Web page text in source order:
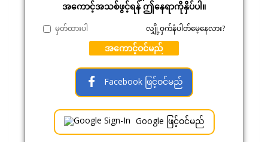
အကောင့်အသစ်ဖွင့်ရန် ဤနေရာကိုနှိပ်ပါ။
မှတ်ထားပါ လျှို့ဝှက်နံပါတ်မေ့နေလား?
အကောင့်ဝင်မည်
Facebook ဖြင့်ဝင်မည်
Google ဖြင့်ဝင်မည်